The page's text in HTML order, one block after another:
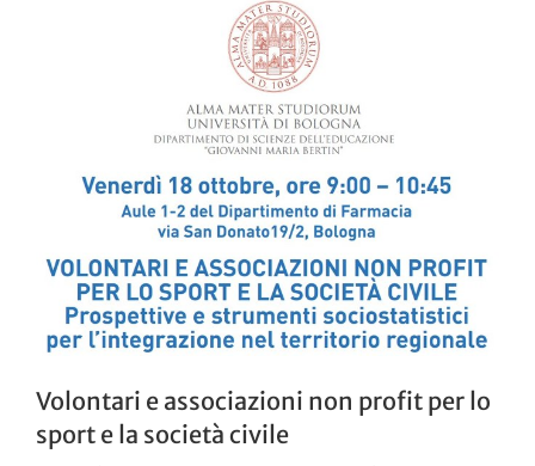
Volontari e associazioni non profit per lo
sport e la società civile